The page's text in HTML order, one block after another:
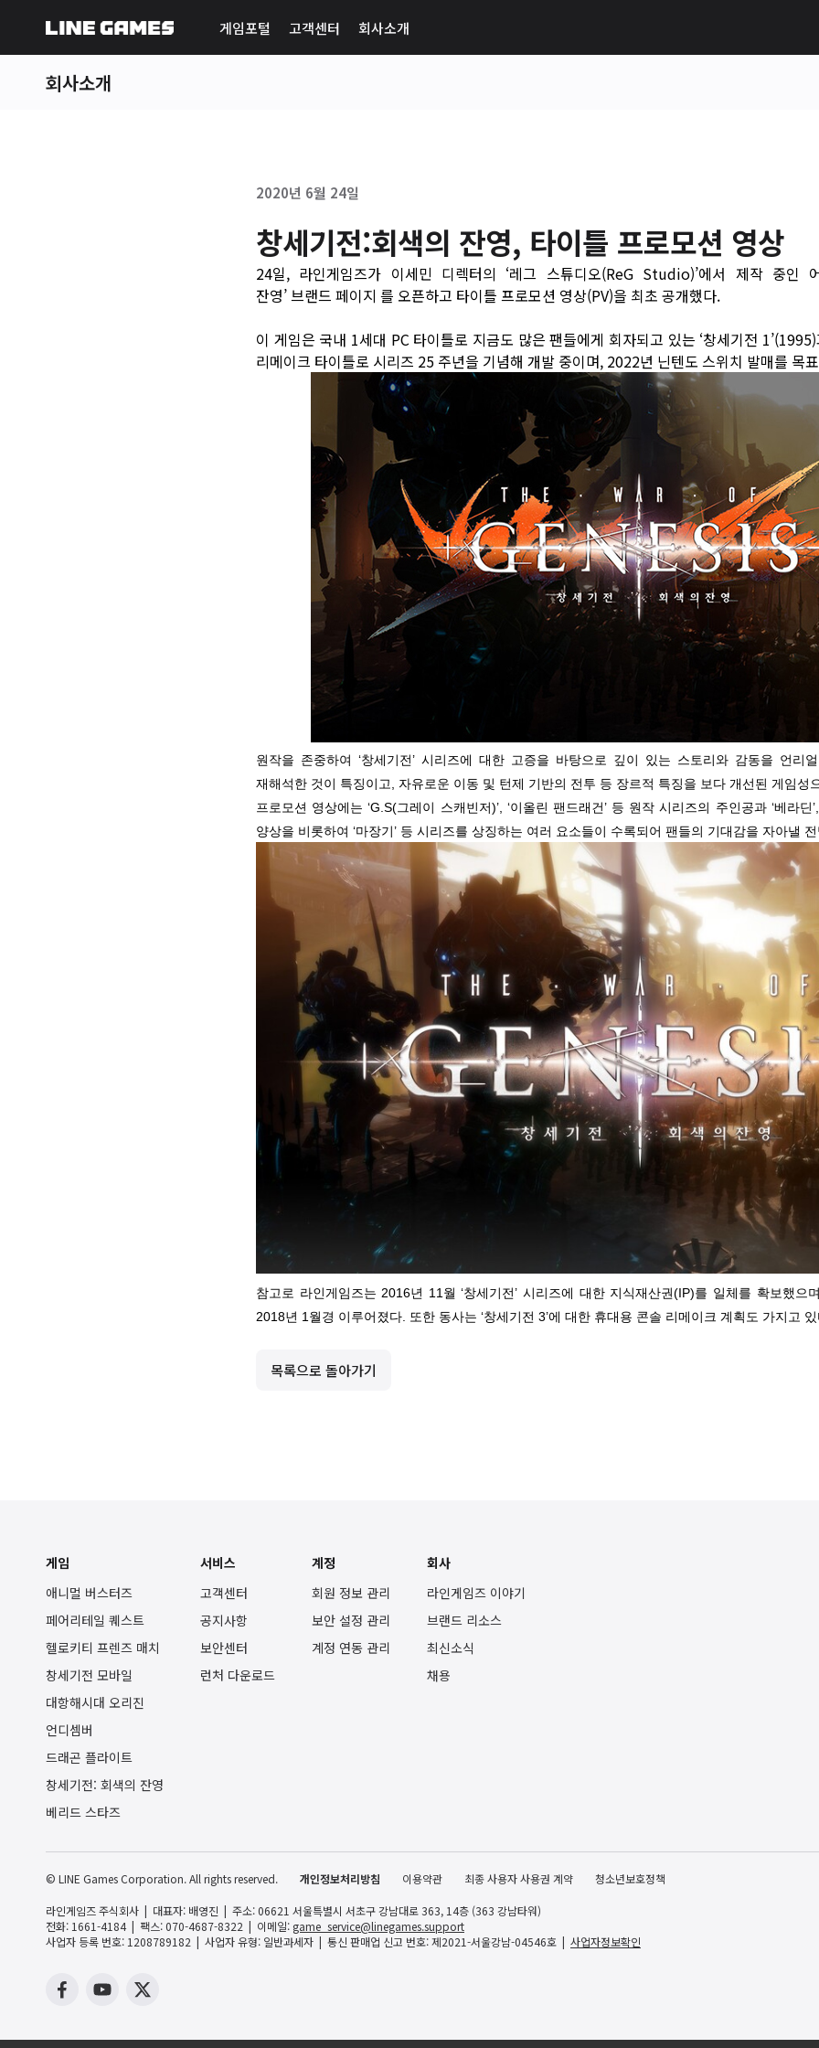
게임포털 고객센터 회사소개
회사소개
2020년 6월 24일
창세기전:회색의 잔영, 타이틀 프로모션 영상
24일, 라인게임즈가 이세민 디렉터의 ‘레그 스튜디오(ReG Studio)’에서 제작 중인
잔영’브랜드 페이지 를 오픈하고 타이틀 프로모션 영상(PV)을 최초 공개했다.
이 게임은 국내 1세대 PC 타이틀로 지금도 많은 팬들에게 회자되고 있는 ‘창세기전
리메이크 타이틀로 시리즈 25 주년을 기념해 개발 중이며, 2022년 닌텐도 스위치 발매를 목
원작을 존중하여 ‘창세기전’ 시리즈에 대한 고증을 바탕으로 깊이 있는 스토리와 감동을 언리
재해석한 것이 특징이고, 자유로운 이동 및 턴제 기반의 전투 등 장르적 특징을 보다 개선된 게임성
프로모션 영상에는 ‘G.S(그레이 스캐빈저)’, ‘이올린 팬드래건’ 등 원작 시리즈의 주인공과 ‘베라
양상을 비롯하여 ‘마장기’ 등 시리즈를 상징하는 여러 요소들이 수록되어 팬들의 기대감을 자아낼
참고로 라인게임즈는 2016년 11월 ‘창세기전’ 시리즈에 대한 지식재산권(IP)를 일체를 확보했으
2018년 1월경 이루어졌다. 또한 동사는 ‘창세기전 3’에 대한 휴대용 콘솔 리메이크 계획도 가지고
목록으로 돌아가기
게임
애니멀 버스터즈
페어리테일 퀘스트
헬로키티 프렌즈 매치
창세기전 모바일
대항해시대 오리진
언디셈버
드래곤 플라이트
창세기전: 회색의 잔영
베리드 스타즈
서비스
고객센터
공지사항
보안센터
런처 다운로드
계정
회원 정보 관리
보안 설정 관리
계정 연동 관리
회사
라인게임즈 이야기
브랜드 리소스
최신소식
채용
© LINE Games Corporation. All rights reserved. 개인정보처리방침 이용약관 최종 사용자 사용권 계약 청소년보호정책
라인게임즈 주식회사 대표자: 배영진
주소: 06621 서울특별시 서초구 강남대로 363, 14층 (363 강남타워)
전화: 1661-4184
팩스: 070-4687-8322 이메일: game_service@linegames.support
사업자 등록 번호: 1208789182
사업자 유형: 일반과세자 통신 판매업 신고 번호: 제2021-서울강남-04546호 사업자정보확인